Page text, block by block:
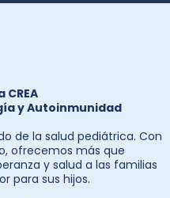
CREA
y Autoinmunidad
de la salud pediátrica. Con
ofrecemos más que
y salud a las familias
para sus hijos.